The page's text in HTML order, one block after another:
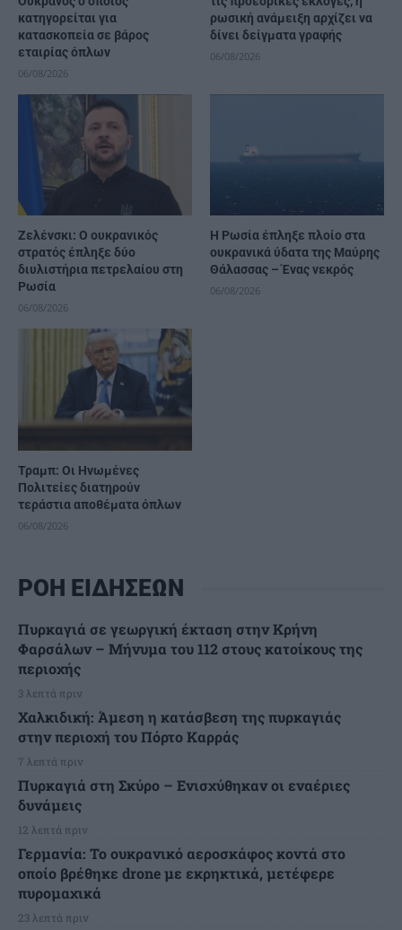
κατηγορείται για
κατασκοπεία σε βάρος
εταιρίας όπλων
06/08/2026
ρωσική ανάμειξη αρχίζει να
δίνει δείγματα γραφής
06/08/2026
Ζελένσκι: Ο ουκρανικός
στρατός έπληξε δύο
διυλιστήρια πετρελαίου στη
Ρωσία
06/08/2026
Η Ρωσία έπληξε πλοίο στα
ουκρανικά ύδατα της Μαύρης
Θάλασσας – Ένας νεκρός
06/08/2026
Τραμπ: Οι Ηνωμένες
Πολιτείες διατηρούν
τεράστια αποθέματα όπλων
06/08/2026
ΡΟΗ ΕΙΔΗΣΕΩΝ
Πυρκαγιά σε γεωργική έκταση στην Κρήνη
Φαρσάλων – Μήνυμα του 112 στους κατοίκους της
περιοχής
3 λεπτά πριν
Χαλκιδική: Άμεση η κατάσβεση της πυρκαγιάς
στην περιοχή του Πόρτο Καρράς
7 λεπτά πριν
Πυρκαγιά στη Σκύρο – Ενισχύθηκαν οι εναέριες
δυνάμεις
12 λεπτά πριν
Γερμανία: Το ουκρανικό αεροσκάφος κοντά στο
οποίο βρέθηκε drone με εκρηκτικά, μετέφερε
πυρομαχικά
23 λεπτά πριν